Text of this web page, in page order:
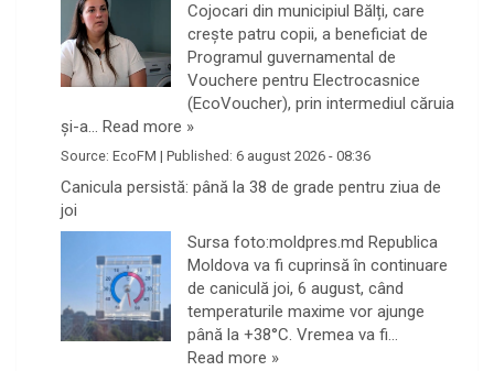
Cojocari din municipiul Bălți, care
crește patru copii, a beneficiat de
Programul guvernamental de
Vouchere pentru Electrocasnice
(EcoVoucher), prin intermediul căruia
și-a… Read more »
Source: EcoFM | Published: 6 august 2026 - 08:36
Canicula persistă: până la 38 de grade pentru ziua de
joi
Sursa foto:moldpres.md Republica
Moldova va fi cuprinsă în continuare
de caniculă joi, 6 august, când
temperaturile maxime vor ajunge
până la +38°C. Vremea va fi…
Read more »